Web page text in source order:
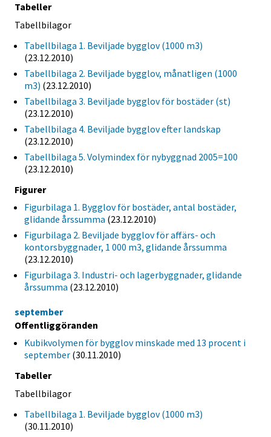
Tabeller
Tabellbilagor
Tabellbilaga 1. Beviljade bygglov (1000 m3)
(23.12.2010)
Tabellbilaga 2. Beviljade bygglov, månatligen (1000
m3) (23.12.2010)
Tabellbilaga 3. Beviljade bygglov för bostäder (st)
(23.12.2010)
Tabellbilaga 4. Beviljade bygglov efter landskap
(23.12.2010)
Tabellbilaga 5. Volymindex för nybyggnad 2005=100
(23.12.2010)
Figurer
Figurbilaga 1. Bygglov för bostäder, antal bostäder,
glidande årssumma (23.12.2010)
Figurbilaga 2. Beviljade bygglov för affärs- och
kontorsbyggnader, 1 000 m3, glidande årssumma
(23.12.2010)
Figurbilaga 3. Industri- och lagerbyggnader, glidande
årssumma (23.12.2010)
september
Offentliggöranden
Kubikvolymen för bygglov minskade med 13 procent i
september (30.11.2010)
Tabeller
Tabellbilagor
Tabellbilaga 1. Beviljade bygglov (1000 m3)
(30.11.2010)